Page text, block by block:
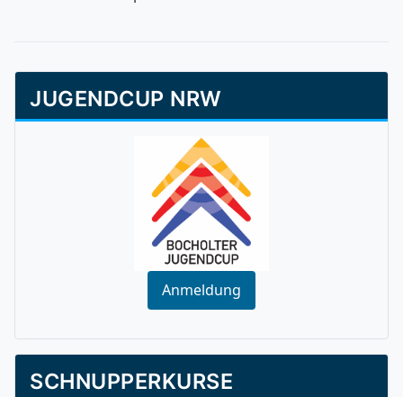
JUGENDCUP NRW
Anmeldung
SCHNUPPERKURSE